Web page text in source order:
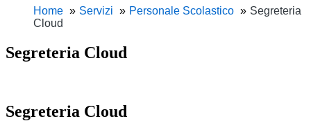
Home Servizi Personale Scolastico
Segreteria
Cloud
Segreteria Cloud
Segreteria Cloud